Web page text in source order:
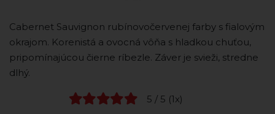
Cabernet Sauvignon rubínovočervenej farby s fialovým
okrajom. Korenistá a ovocná vôňa s hladkou chuťou,
pripomínajúcou čierne ríbezle. Záver je svieži, stredne
dlhý.
5 / 5 (1x)